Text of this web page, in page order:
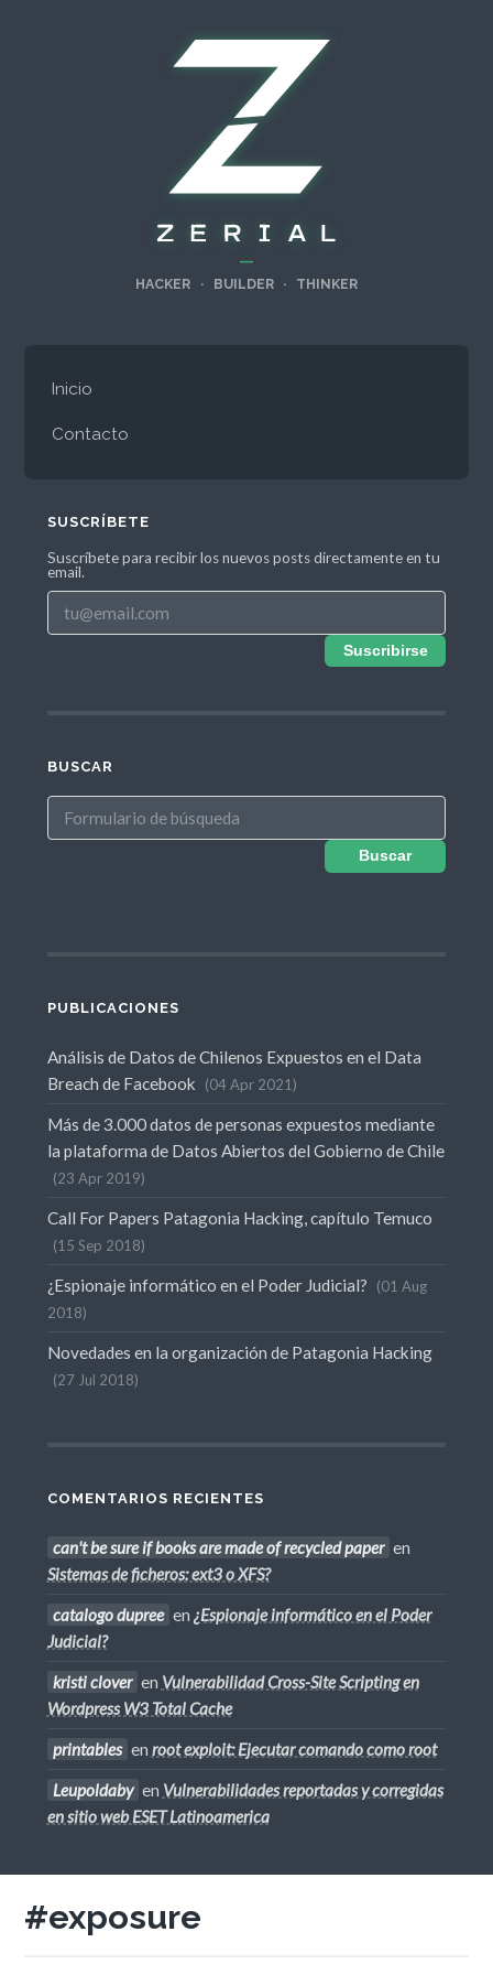
—
HACKER · BUILDER · THINKER
Inicio
Contacto
SUSCRÍBETE
Suscríbete para recibir los nuevos posts directamente en tu
email.
Suscribirse
BUSCAR
Buscar
PUBLICACIONES
Análisis de Datos de Chilenos Expuestos en el Data
Breach de Facebook
04 Apr 2021
Más de 3.000 datos de personas expuestos mediante
la plataforma de Datos Abiertos del Gobierno de Chile
23 Apr 2019
Call For Papers Patagonia Hacking, capítulo Temuco
15 Sep 2018
¿Espionaje informático en el Poder Judicial?
01 Aug
2018
Novedades en la organización de Patagonia Hacking
27 Jul 2018
COMENTARIOS RECIENTES
can't be sure if books are made of recycled paper en
Sistemas de ficheros: ext3 o XFS?
catalogo dupree en ¿Espionaje informático en el Poder
Judicial?
kristi clover en Vulnerabilidad Cross-Site Scripting en
Wordpress W3 Total Cache
printables en root exploit: Ejecutar comando como root
Leupoldaby en Vulnerabilidades reportadas y corregidas
en sitio web ESET Latinoamerica
#exposure